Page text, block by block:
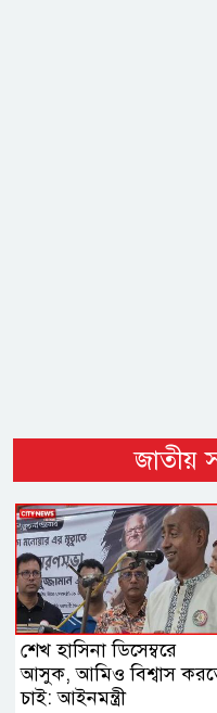
জাতীয়
শেখ হাসিনা ডিসেম্বরে
আসুক, আমিও বিশ্বাস
চাই: আইনমন্ত্রী